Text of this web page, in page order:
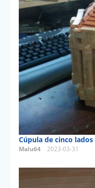
Cúpula de cinco lados
Malu64 2023-03-31